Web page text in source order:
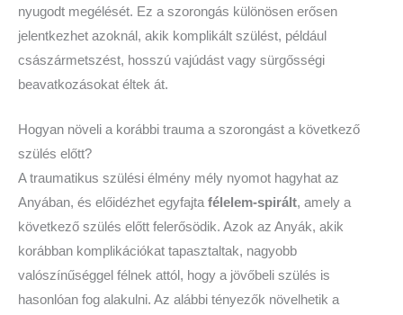
nyugodt megélését. Ez a szorongás különösen erősen
jelentkezhet azoknál, akik komplikált szülést, például
császármetszést, hosszú vajúdást vagy sürgősségi
beavatkozásokat éltek át.
Hogyan növeli a korábbi trauma a szorongást a következő
szülés előtt?
A traumatikus szülési élmény mély nyomot hagyhat az
Anyában, és előidézhet egyfajta félelem-spirált, amely a
következő szülés előtt felerősödik. Azok az Anyák, akik
korábban komplikációkat tapasztaltak, nagyobb
valószínűséggel félnek attól, hogy a jövőbeli szülés is
hasonlóan fog alakulni. Az alábbi tényezők növelhetik a